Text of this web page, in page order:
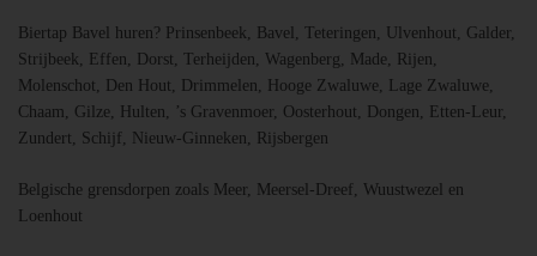
Biertap Bavel huren? Prinsenbeek, Bavel, Teteringen, Ulvenhout, Galder,
Strijbeek, Effen, Dorst, Terheijden, Wagenberg, Made, Rijen,
Molenschot, Den Hout, Drimmelen, Hooge Zwaluwe, Lage Zwaluwe,
Chaam, Gilze, Hulten, ’s Gravenmoer, Oosterhout, Dongen, Etten-Leur,
Zundert, Schijf, Nieuw-Ginneken, Rijsbergen
Belgische grensdorpen zoals Meer, Meersel-Dreef, Wuustwezel en
Loenhout